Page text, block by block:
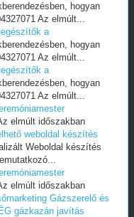
hogyan
Az elmúlt...
a
hogyan
Az elmúlt...
a
hogyan
Az elmúlt...
elmúlt időszakban
weboldal készítés
Weboldal készítés
elmúlt időszakban
Gázszerelő és
gázkazán javítás